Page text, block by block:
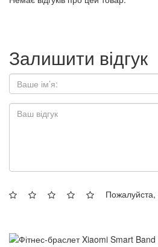
Залишити відгук
Пожалуйста,